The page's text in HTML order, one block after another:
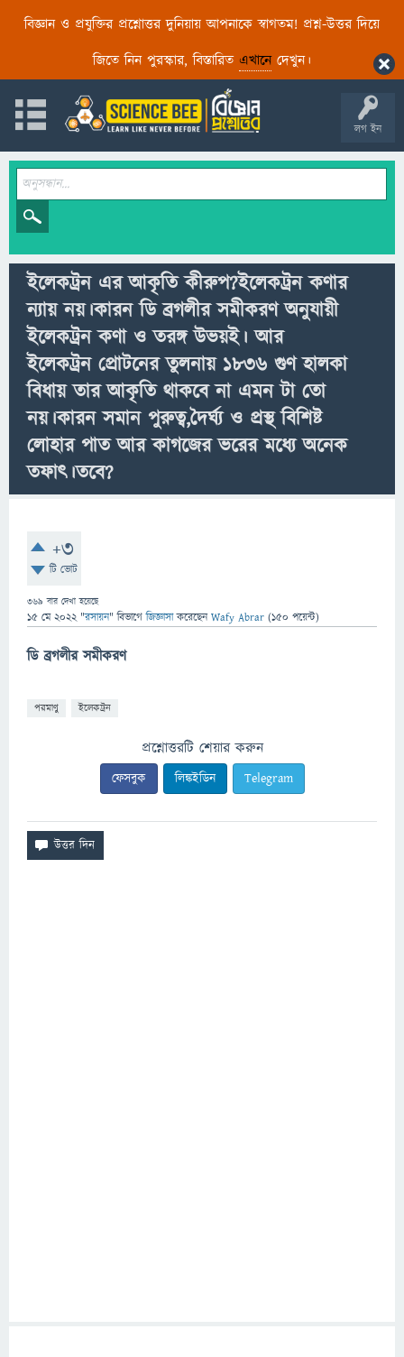
বিজ্ঞান ও প্রযুক্তির প্রশ্নোত্তর দুনিয়ায় আপনাকে স্বাগতম! প্রশ্ন-উত্তর দিয়ে
জিতে নিন পুরস্কার, বিস্তারিত এখানেদেখুন।
লগ ইন
ইলেকট্রন এর আকৃতি কীরুপ?ইলেকট্রন কণার
ন্যায় নয়।কারন ডি ব্রগলীর সমীকরণ অনুযায়ী
ইলেকট্রন কণা ও তরঙ্গ উভয়ই। আর
ইলেকট্রন প্রোটনের তুলনায় ১৮৩৬ গুণ হালকা
বিধায় তার আকৃতি থাকবে না এমন টা তো
নয়।কারন সমান পুরুত্ব,দৈর্ঘ্য ও প্রস্থ বিশিষ্ট
লোহার পাত আর কাগজের ভরের মধ্যে অনেক
তফাৎ।তবে?
+3
টি ভোট
369 বার দেখা হয়েছে
15 মে 2022 "রসায়ন" বিভাগে জিজ্ঞাসাকরেছেনWafy Abrar (150 পয়েন্ট)
ডি ব্রগলীর সমীকরণ
পরমাণু ইলেকট্রন
প্রশ্নোত্তরটি শেয়ার করুন
ফেসবুক লিঙ্কইডিন Telegram